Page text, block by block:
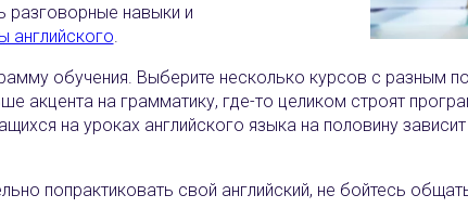
разговорные навыки и
английского. ‎ ‎
обучения. Выберите несколько курсов с разным
акцента на грамматику, где-то целиком строят
на уроках английского языка на половину
попрактиковать свой английский, не бойтесь